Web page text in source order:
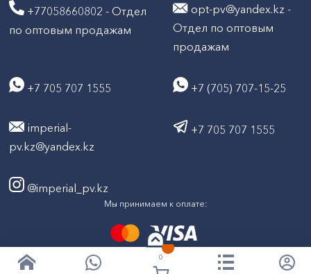
0
+77058660802 - Отдел
по оптовым продажам
opt-pv@yandex.kz -
Отдел по оптовым
продажам
+7 705 707 1555 +7 (705) 707-15-25
imperial-
pv.kz@yandex.kz
+7 705 707 1555
@imperial_pv.kz
Мы принимаем к оплате:
Все права защищены © ТД "Империал" 2020- 2026